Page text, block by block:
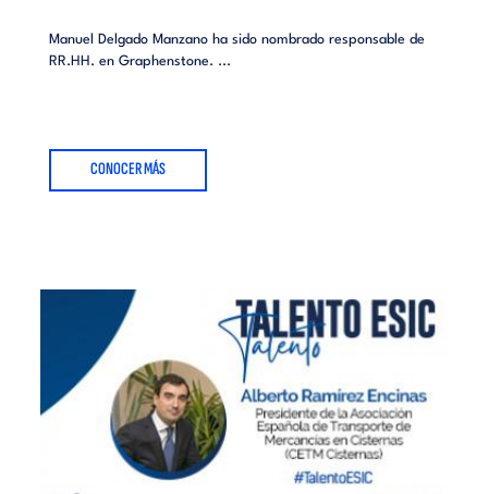
Manuel Delgado Manzano ha sido nombrado responsable de
RR.HH. en Graphenstone. ...
CONOCER MÁS